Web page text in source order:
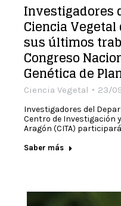
Investigadores
Ciencia
sus últimos
Congreso
Genética de
Ciencia Vegetal 23/
Investigadores del
Centro de Investigación
Aragón (CITA)
Saber más